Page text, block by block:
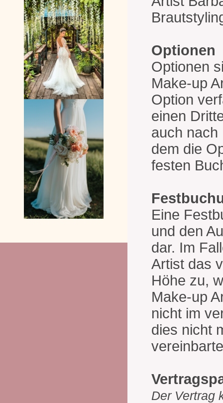
Optionen
Optionen
Make-up
Option
einen
auch nach
dem die
festen
Eine
und den
dar. Im
Artist das
Höhe zu,
Make-up
nicht im
dies nicht
Der Vertrag